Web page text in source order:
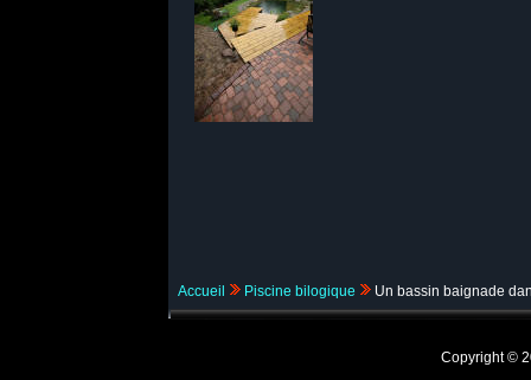
Accueil Piscine bilogique Un bassin baignade
Copyright ©